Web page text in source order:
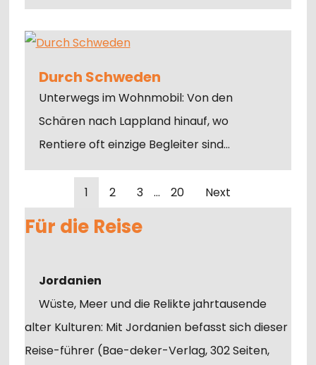
Für die Reise
Jordanien
Wüste, Meer und die Relikte jahrtausende
alter Kulturen: Mit Jordanien befasst sich dieser
Reise-führer (Bae-deker-Verlag, 302 Seiten,
Durch Schweden
Unterwegs im Wohnmobil: Von den
Schären nach Lappland hinauf, wo
Rentiere oft einzige Begleiter sind…
1 2 3 … 20 Next